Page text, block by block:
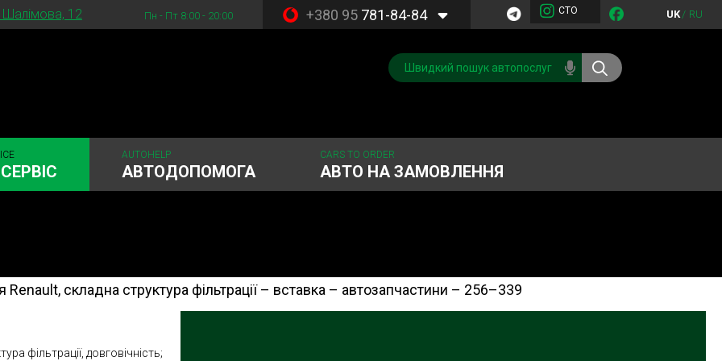
Шалімова, 12 Пн - Пт 8:00 - 20:00 +380 95781-84-84 СТО UK/ RU
AUTOHELP
АВТОДОПОМОГА
CARS TO ORDER
АВТО НА ЗАМОВЛЕННЯ
Рульове керування Акумулятори
Обслуговування
Система охолодження
складна структура фільтрації – вставка – автозапчастини – 256–339
фільтрації, довговічність;